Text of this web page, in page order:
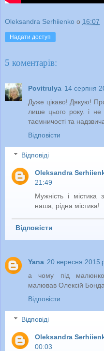
Oleksandra Serhiienko о 16:07
Надати доступ
5 коментарів:
Povitrulya 14 серпня
Дуже цікаво! Дякую!
лише цього року. і
таємничості та
Відповісти
Відповіді
Oleksandra
21:49
Мужність і
наша, рідна містика!
Відповісти
Yana 20 вересня 2015
а чому під
малював Олексій
Відповісти
Відповіді
Oleksandra
00:03